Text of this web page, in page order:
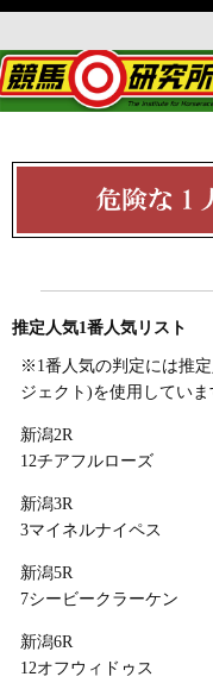
推定人気1番人気リスト
※1番人気の判定には推
ジェクト)を使用していま
新潟2R
12チアフルローズ
新潟3R
3マイネルナイペス
新潟5R
7シービークラーケン
新潟6R
12オフウィドゥス